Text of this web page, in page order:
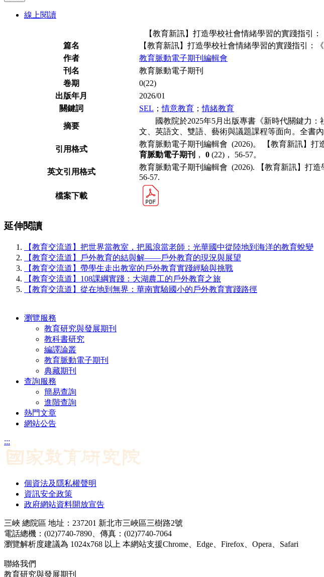
線上閱讀
【教育新訊】打造學校社會情緒學習的實踐指引
篇名
【教育新訊】打造學校社會情緒學習的實踐指引：
作者
教育脈動電⼦期刊編輯會
刊名
教育脈動電子期刊
卷期
0(22)
出版年月
2026/01
關鍵詞
SEL ；情意教育 ；情緒教育
摘要
國教院於2025年5⽉出版專書《新時代關鍵⼒：
文、英語文、 雙語、藝術與議題課程等⾯向。全書
引用格式
教育脈動電⼦期刊編輯會 (2026)。 【教育新訊】
育脈動電子期刊
， 0 (22)， 56-57。
英文引用格式
教育脈動電⼦期刊編輯會 (2026). 【教育新訊】打
56-57.
檔案下載
延伸閱讀
【教育交流道】把世界當教室，把風浪當老師：光華國中從陸地到海洋的教育蛻變
【教育交流道】⼾外教育的結與解——⼾外教育的現況與展望
【教育交流道】帶學⽣⾛出教室的⼾外教育實踐經驗與挑戰
【教育交流道】108課綱實踐：⼤湖農⼯的⼾外教育之旅
【教育交流道】從在地到無界：華南實驗國⼩的⼾外教育實踐路徑
瀏覽服務
教育研究與發展期刊
教科書研究
編譯論叢
教育脈動電子期刊
典藏期刊
查詢服務
簡易查詢
進階查詢
熱門文章
網站公告
:::
個資法及隱私權聲明
資訊安全政策
政府網站資料開放宣告
三峽 總院區 地址：237201 新北市三峽區三樹路2號
電話總機：(02)7740-7890、傳真：(02)7740-7064
瀏覽解析度建議為 1024x768 以上 本網站支援Chrome、Edge、Firefox、Opera、Safari
聯絡我們
教育研究與發展期刊